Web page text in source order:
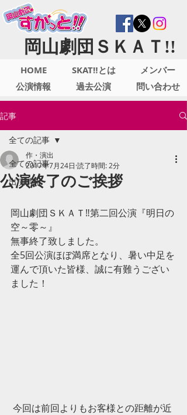
岡山劇団ＳＫＡＴ!!
HOME
公演情報
SKAT‼とは
過去公演
メンバー
問い合わせ
記事
全ての記事
出演情報
全ての記事
公演終了のご挨拶
作・演出
2017年7月24日 読了時間: 2分
岡山劇団ＳＫＡＴ‼第二回公演『明日の
空～零～』
無事終了致しました。
全5回公演ほぼ満席となり、暑い中足を
運んで頂いた皆様、誠に有難うござい
ました！